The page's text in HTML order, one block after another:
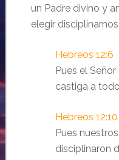
un Padre divino y
elegir disciplinarnos.
Hebreos 12:6
Pues el
castiga a
Hebreos 12:10
Pues
disciplinaron